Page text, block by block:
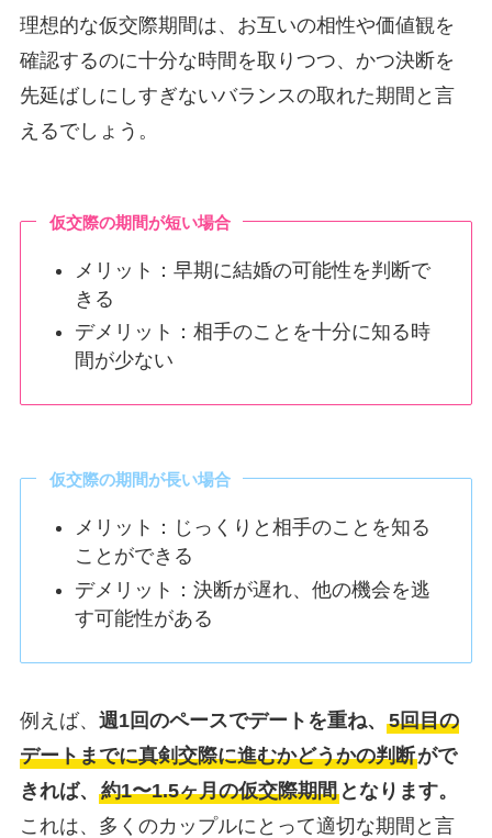
理想的な仮交際期間は、お互いの相性や価値観を
確認するのに十分な時間を取りつつ、かつ決断を
先延ばしにしすぎないバランスの取れた期間と言
えるでしょう。
仮交際の期間が短い場合
メリット：早期に結婚の可能性を判断で
きる
デメリット：相手のことを十分に知る時
間が少ない
仮交際の期間が長い場合
メリット：じっくりと相手のことを知る
ことができる
デメリット：決断が遅れ、他の機会を逃
す可能性がある
例えば、 週1回のペースでデートを重ね、 5回目の
デートまでに真剣交際に進むかどうかの判断がで
きれば、 約1〜1.5ヶ月の仮交際期間となります。
これは、多くのカップルにとって適切な期間と言